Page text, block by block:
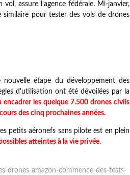
assure l'agence fédérale. Mi-janvier,
pour tester des vols de drones
étape du développement des
d'utilisation ont été dévoilées par la
les quelque 7.500 drones civils
des cinq prochaines années.
petits aéronefs sans pilote est en plein
atteintes à la vie privée.
drones-amazon-commence-des-tests-